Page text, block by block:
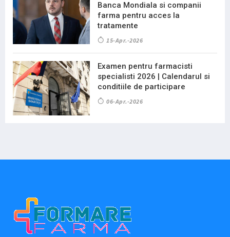
Banca Mondiala si companii
farma pentru acces la
tratamente
15-Apr.-2026
Examen pentru farmacisti
specialisti 2026 | Calendarul si
conditiile de participare
06-Apr.-2026